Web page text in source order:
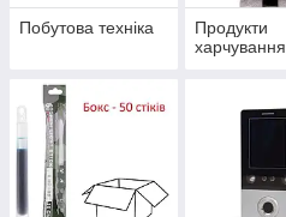
Побутова техніка
Продукти
харчування